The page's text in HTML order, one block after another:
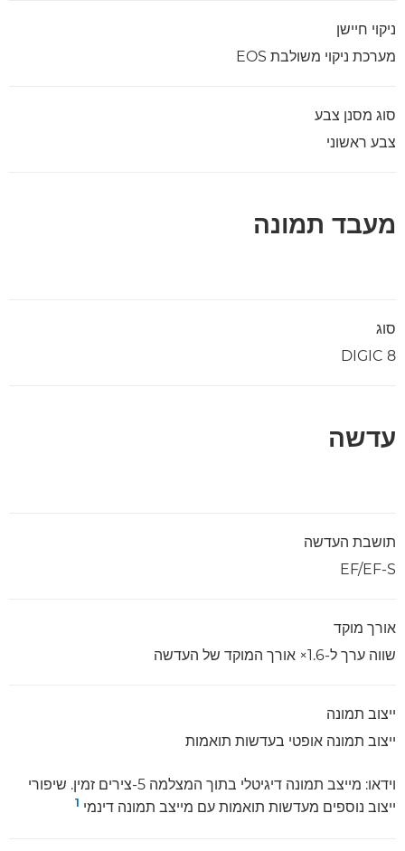
ניקוי חיישן
מערכת ניקוי משולבת EOS
סוג מסנן צבע
צבע ראשוני
מעבד תמונה
סוג
DIGIC 8
עדשה
תושבת העדשה
EF/EF-S
אורך מוקד
שווה ערך ל-1.6× אורך המוקד של העדשה
ייצוב תמונה
ייצוב תמונה אופטי בעדשות תואמות
וידאו: מייצב תמונה דיגיטלי בתוך המצלמה 5-צירים זמין. שיפורי
ייצוב נוספים מעדשות תואמות עם מייצב תמונה דינמי 1